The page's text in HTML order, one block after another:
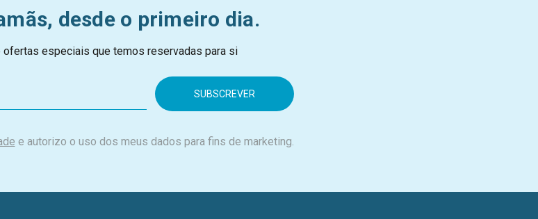
desde o primeiro dia.
especiais que temos reservadas para si
e autorizo o uso dos meus dados para fins de marketing.